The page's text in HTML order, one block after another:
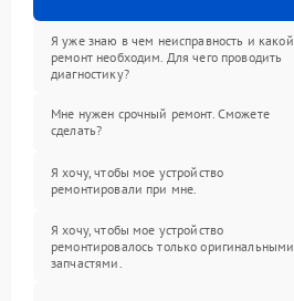
Я уже знаю в чем неисправность и какой
ремонт необходим. Для чего проводить
диагностику?
Мне нужен срочный ремонт. Сможете
сделать?
Я хочу, чтобы мое устройство
ремонтировали при мне.
Я хочу, чтобы мое устройство
ремонтировалось только оригинальными
запчастями.